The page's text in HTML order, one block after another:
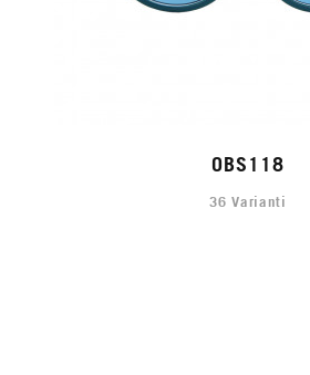
OBS118
36 Varianti